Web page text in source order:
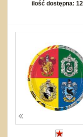
ilość dostępna: 12